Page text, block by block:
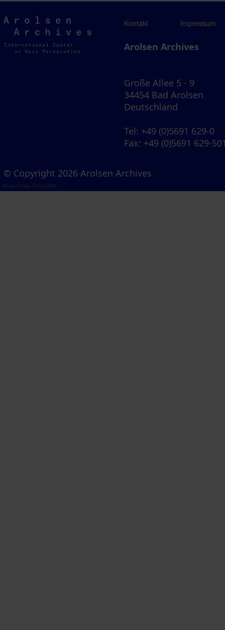
Arolsen
Archives
Kontakt Impressum
Arolsen Archives
Große Allee 5 - 9
34454 Bad Arolsen
Deutschland
Tel: +49 (0)5691 629-0
Fax: +49 (0)5691 629-
© Copyright 2026 Arolsen Archives
Visual Library Server 2026